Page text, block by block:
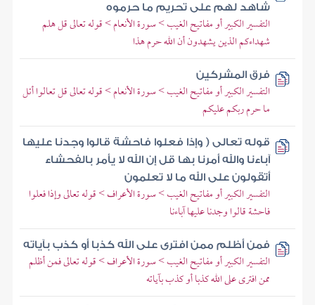
شاهد لهم على تحريم ما حرموه
التفسير الكبير أو مفاتيح الغيب > سورة الأنعام > قوله تعالى قل هلم
شهداءكم الذين يشهدون أن الله حرم هذا
فرق المشركين
التفسير الكبير أو مفاتيح الغيب > سورة الأنعام > قوله تعالى قل تعالوا أتل
ما حرم ربكم عليكم
قوله تعالى ( وإذا فعلوا فاحشة قالوا وجدنا عليها
آباءنا والله أمرنا بها قل إن الله لا يأمر بالفحشاء
أتقولون على الله ما لا تعلمون
التفسير الكبير أو مفاتيح الغيب > سورة الأعراف > قوله تعالى وإذا فعلوا
فاحشة قالوا وجدنا عليها آباءنا
فمن أظلم ممن افترى على الله كذبا أو كذب بآياته
التفسير الكبير أو مفاتيح الغيب > سورة الأعراف > قوله تعالى فمن أظلم
ممن افترى على الله كذبا أو كذب بآياته